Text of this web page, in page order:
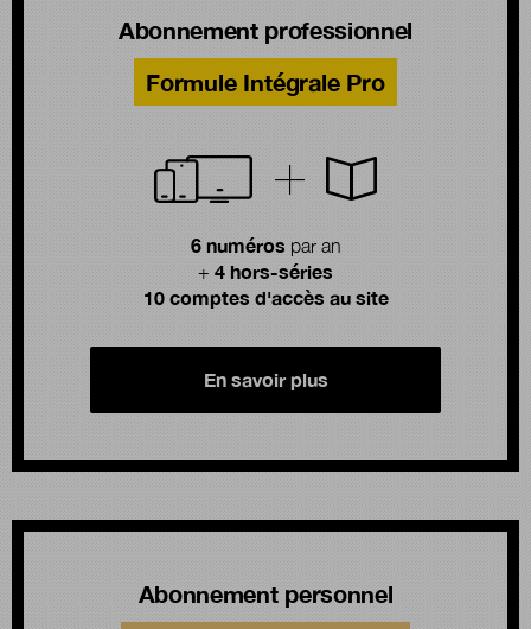
Abonnement professionnel
Formule Intégrale Pro
6 numéros par an
+ 4 hors-séries
10 comptes d'accès au site
En savoir plus
Abonnement personnel